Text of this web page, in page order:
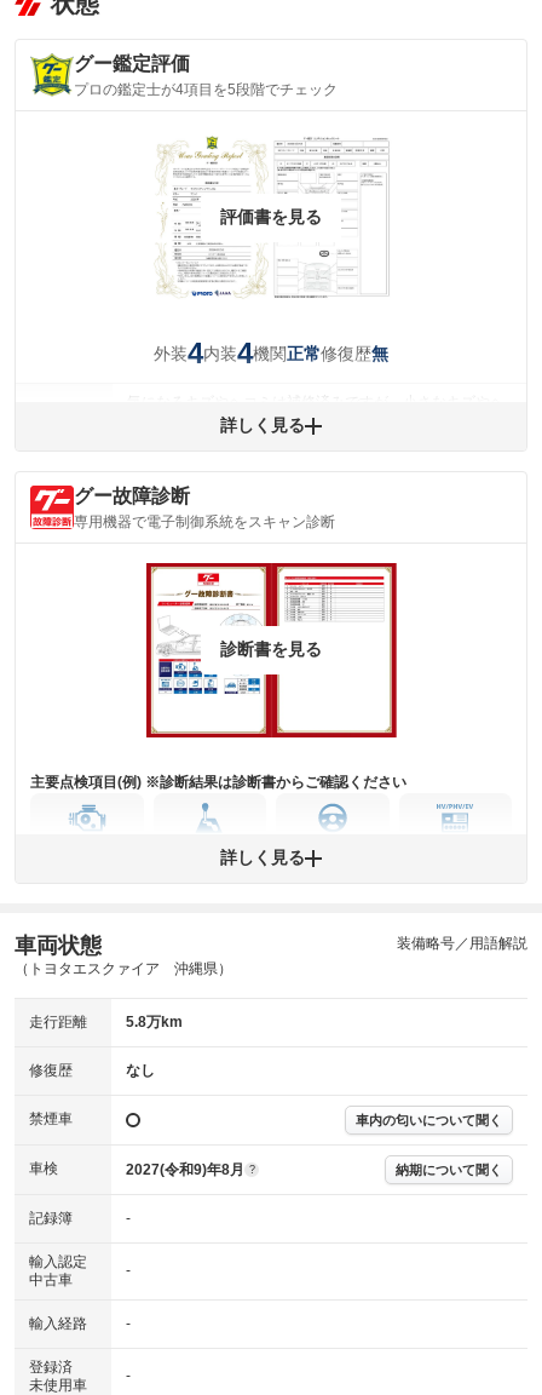
グー鑑定評価
プロの鑑定士が4項目を5段階でチェック
評価書を見る
外装4内装4機関正常修復歴無
コミが残っています。
内装
(内装状態)
気になる汚れ等が、部分的にあります。
詳細は鑑定書をご確認ください。
※グー鑑定は保証サービスではございません。購入時は必ず現車をご確認
※実際にお渡しするコンディションチェックシートにつきましては、形式
※グー鑑定の評価はあくまでも記載している鑑定日の鑑定結果となりま
詳しく見る
グー故障診断
専用機器で電子制御系統をスキャン診断
診断書を見る
主要点検項目(例) ※診断結果は診断書からご確認ください
ミッション
ステアリング
ABS その他
※グー故障診断は保証サービスではございません。購入時は必ず現車をご
※実際にお渡しする故障診断書につきましては、形式および表示項目が異
※グー故障診断書はあくまでも実施時点での診断結果となります。将来に
わたり車両状態を担保するものではありませんので、車両情報等の詳細は
詳しく見る
車両状態
（トヨタエスクァイア 沖縄県）
装備略号／用語解説
走行距離 5.8万km
修復歴 なし
禁煙車 車内の匂いについて聞く
車検 2027(令和9)年8月 ? 納期について聞く
記録簿 -
輸入認定
中古車
-
輸入経路 -
登録済
未使用車
-